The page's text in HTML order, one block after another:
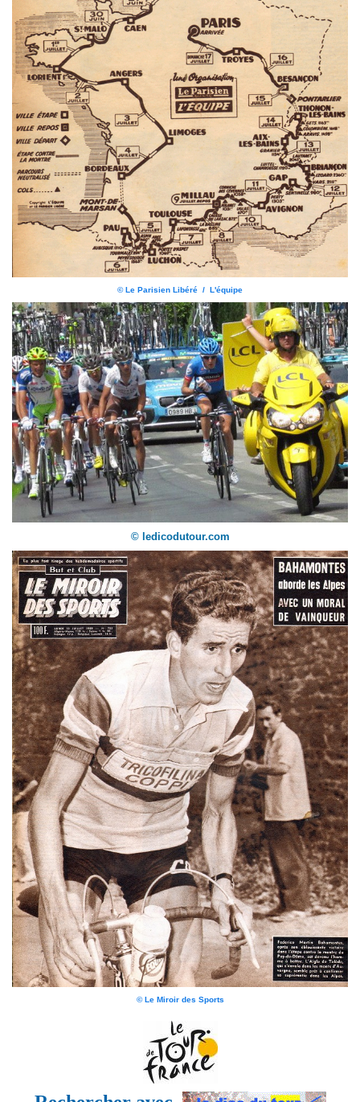
© Le Parisien Libéré / L'équipe
© ledicodutour.com
© Le Miroir des Sports